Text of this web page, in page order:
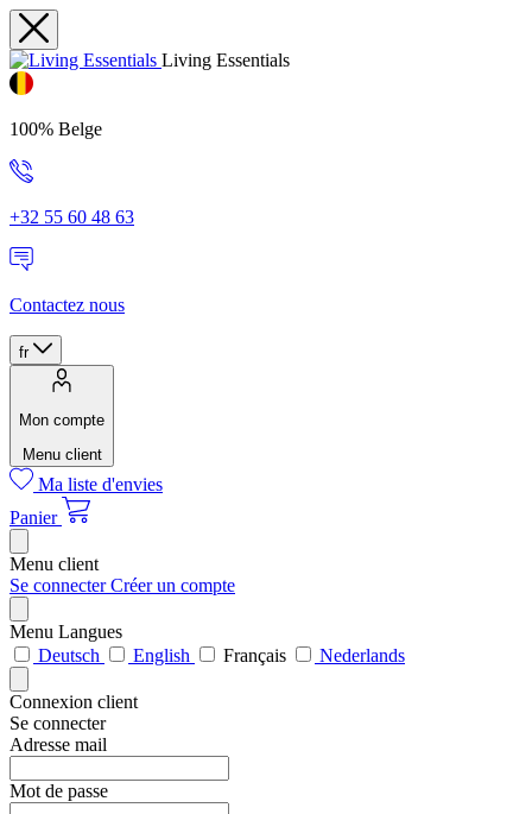
Living Essentials
100% Belge
+32 55 60 48 63
Contactez nous
fr
Mon compte
Menu client
Ma liste d'envies
Panier
Menu client
Se connecterCréer un compte
Menu Langues
Deutsch
English Français Nederlands
Connexion client
Se connecter
Adresse mail
Mot de passe